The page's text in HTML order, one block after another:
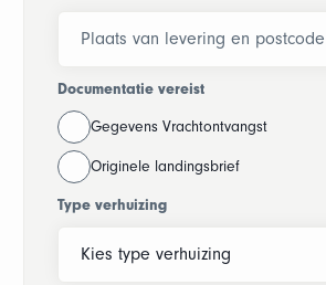
Documentatie vereist
Gegevens Vrachtontvangst
Originele landingsbrief
Type verhuizing